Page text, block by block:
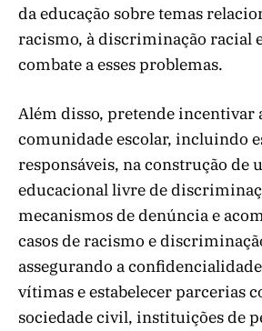
da educação sobre temas
racismo, à discriminação racial
combate a esses problemas.
Além disso, pretende incentivar
comunidade escolar, incluindo
responsáveis, na construção de
educacional livre de
mecanismos de denúncia e
casos de racismo e
assegurando a
vítimas e estabelecer parcerias
sociedade civil, instituições de